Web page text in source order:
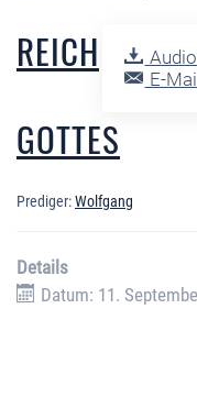
E-Mail
REICH
GOTTES
Prediger:Wolfgang
Details
Datum: 11.